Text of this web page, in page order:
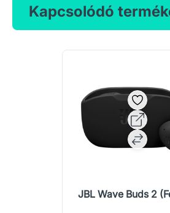
Kapcsolódó
JBL Wave Buds 2